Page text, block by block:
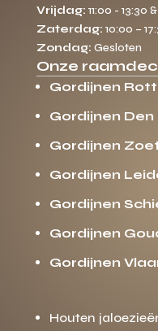
Vrijdag: 11:00 - 13:30
Zaterdag: 10:00 –
Zondag: Gesloten
Onze
Gordijnen
Gordijnen Den
Gordijnen
Gordijnen
Gordijnen
Gordijnen
Gordijnen
Houten